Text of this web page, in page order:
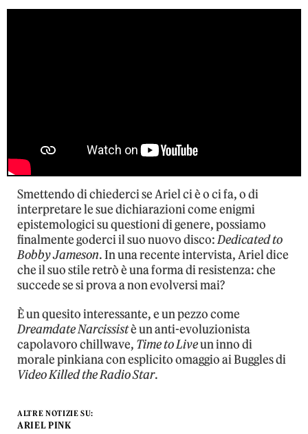
Smettendo di chiederci se Ariel ci è o ci fa, o di
interpretare le sue dichiarazioni come enigmi
epistemologici su questioni di genere, possiamo
finalmente goderci il suo nuovo disco:Dedicated to
Bobby Jameson. In una recente intervista, Ariel dice
che il suo stile retrò è una forma di resistenza: che
succede se si prova a non evolversi mai?
È un quesito interessante, e un pezzo come
Dreamdate Narcissistè un anti-evoluzionista
capolavoro chillwave, Time to Liveun inno di
morale pinkiana con esplicito omaggio ai Buggles di
Video Killed the Radio Star.
ALTRE NOTIZIE SU:
ARIEL PINK